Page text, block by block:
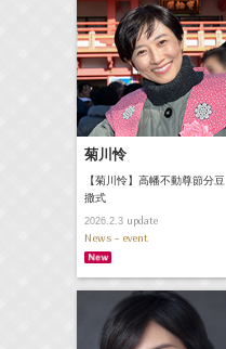
菊川怜
【菊川怜】高幡不動尊節分豆
撒式
2026.2.3update
News - event